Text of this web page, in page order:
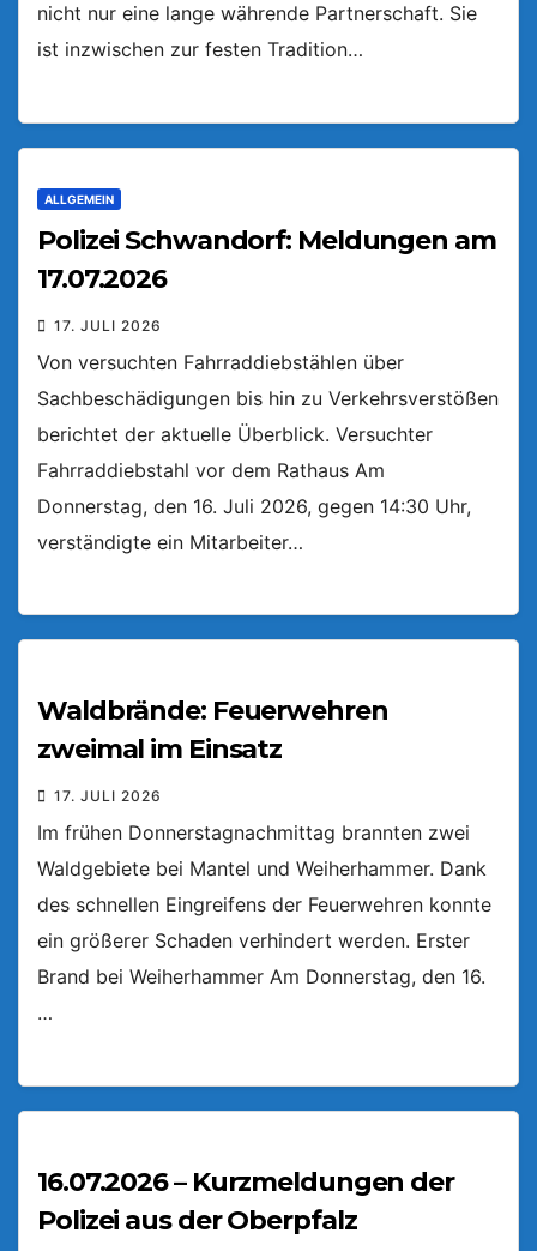
nicht nur eine lange währende Partnerschaft. Sie
ist inzwischen zur festen Tradition…
ALLGEMEIN
Polizei Schwandorf: Meldungen am
17.07.2026
17. JULI 2026
Von versuchten Fahrraddiebstählen über
Sachbeschädigungen bis hin zu Verkehrsverstößen
berichtet der aktuelle Überblick. Versuchter
Fahrraddiebstahl vor dem Rathaus Am
Donnerstag, den 16. Juli 2026, gegen 14:30 Uhr,
verständigte ein Mitarbeiter…
Waldbrände: Feuerwehren
zweimal im Einsatz
17. JULI 2026
Im frühen Donnerstagnachmittag brannten zwei
Waldgebiete bei Mantel und Weiherhammer. Dank
des schnellen Eingreifens der Feuerwehren konnte
ein größerer Schaden verhindert werden. Erster
Brand bei Weiherhammer Am Donnerstag, den 16.
…
16.07.2026 – Kurzmeldungen der
Polizei aus der Oberpfalz